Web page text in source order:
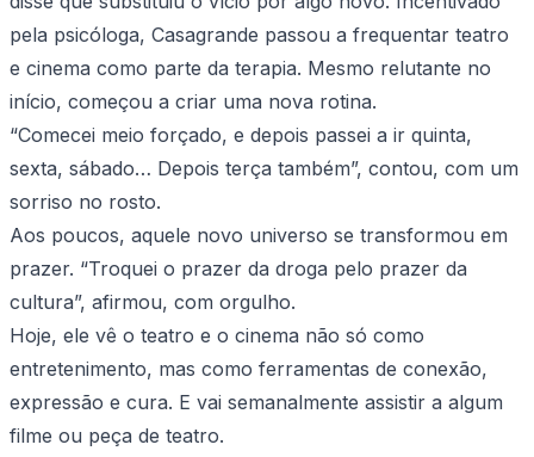
pela psicóloga, Casagrande passou a frequentar teatro
e cinema como parte da terapia. Mesmo relutante no
início, começou a criar uma nova rotina.
“Comecei meio forçado, e depois passei a ir quinta,
sexta, sábado… Depois terça também”, contou, com um
sorriso no rosto.
Aos poucos, aquele novo universo se transformou em
prazer. “Troquei o prazer da droga pelo prazer da
cultura”, afirmou, com orgulho.
Hoje, ele vê o teatro e o cinema não só como
entretenimento, mas como ferramentas de conexão,
expressão e cura. E vai semanalmente assistir a algum
filme ou peça de teatro.